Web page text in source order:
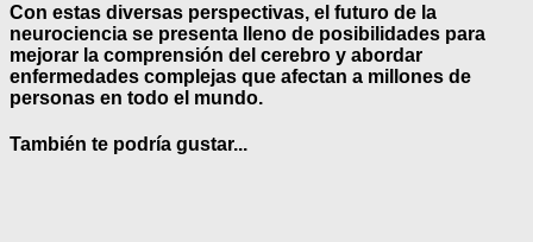
Con estas diversas perspectivas, el futuro de la
neurociencia se presenta lleno de posibilidades para
mejorar la comprensión del cerebro y abordar
enfermedades complejas que afectan a millones de
personas en todo el mundo.
También te podría gustar...